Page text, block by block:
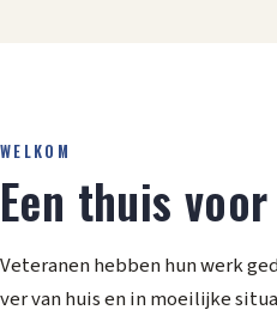
WELKOM
Een thuis
Veteranen hebben hun werk
ver van huis en in moeilijke